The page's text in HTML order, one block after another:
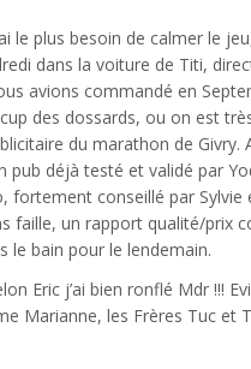
le plus besoin de calmer le
dans la voiture de Titi,
avions commandé en
des dossards, ou on est
du marathon de
pub déjà testé et validé par
conseillé par
faille, un rapport qualité/prix
bain pour le lendemain.
Eric j’ai bien ronflé Mdr !!!
Marianne, les Frères Tuc et